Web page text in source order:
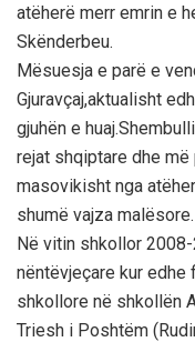
atëherë merr emrin e
Skënderbeu.
Mësuesja e parë e
Gjuravçaj,aktualisht
gjuhën e
rejat shqiptare dhe
masovikisht nga
shumë vajza malësore.
Në vitin shkollor
nëntëvjeçare kur
shkollore në shkollën
Triesh i Poshtëm